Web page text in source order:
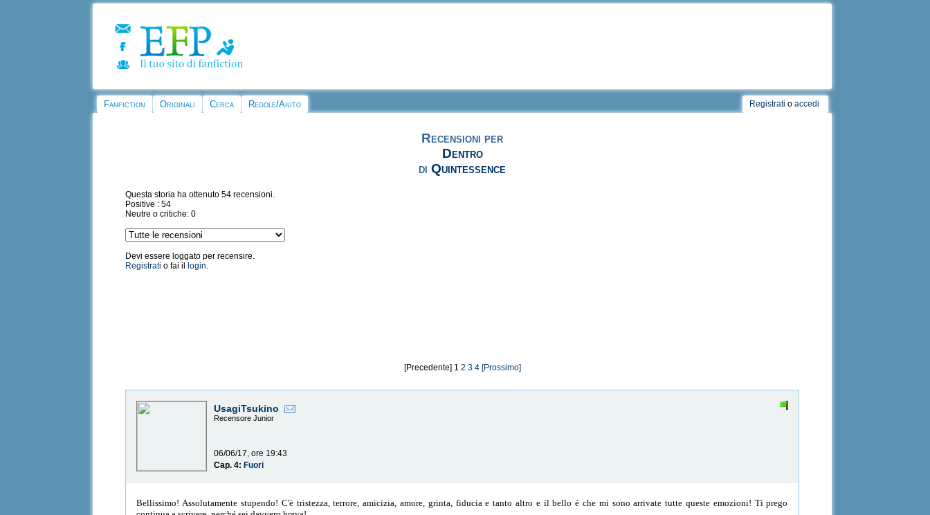
Fanfiction Originali Cerca Regole/Aiuto Registrati o accedi
Recensioni per
Dentro
diQuintessence
Questa storia ha ottenuto 54 recensioni.
Positive : 54
Neutre o critiche: 0
Devi essere loggato per recensire.
Registrati o fai il login.
[Precedente] 1 2 3 4 [Prossimo]
UsagiTsukino
Recensore Junior
06/06/17, ore 19:43
Cap. 4: Fuori
Bellissimo! Assolutamente stupendo! C'è tristezza, terrore, amicizia, amore, grinta, fiducia e tanto altro e il bello é che mi sono arrivate tutte queste emozioni! Ti prego